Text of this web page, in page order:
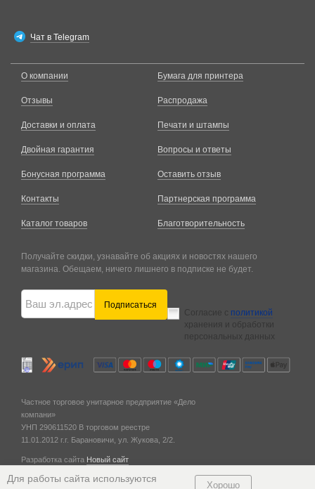
Чат в Telegram
О компании
Отзывы
Доставки и оплата
Двойная гарантия
Бонусная программа
Контакты
Каталог товаров
Бумага для принтера
Распродажа
Печати и штампы
Вопросы и ответы
Оставить отзыв
Партнерская программа
Благотворительность
Получайте скидки, узнавайте об акциях и новостях нашего
магазина. Обещаем, ничего лишнего в подписке не будет.
Подписаться
Согласие с политикой
хранения и обработки
персональных данных
Частное торговое унитарное предприятие «Дело
компани»
УНП 290611520 В торговом реестре
11.01.2012 г. г. Барановичи, ул. Жукова, 2/2.
Разработка сайта Новый сайт
Для работы сайта используются
Хорошо